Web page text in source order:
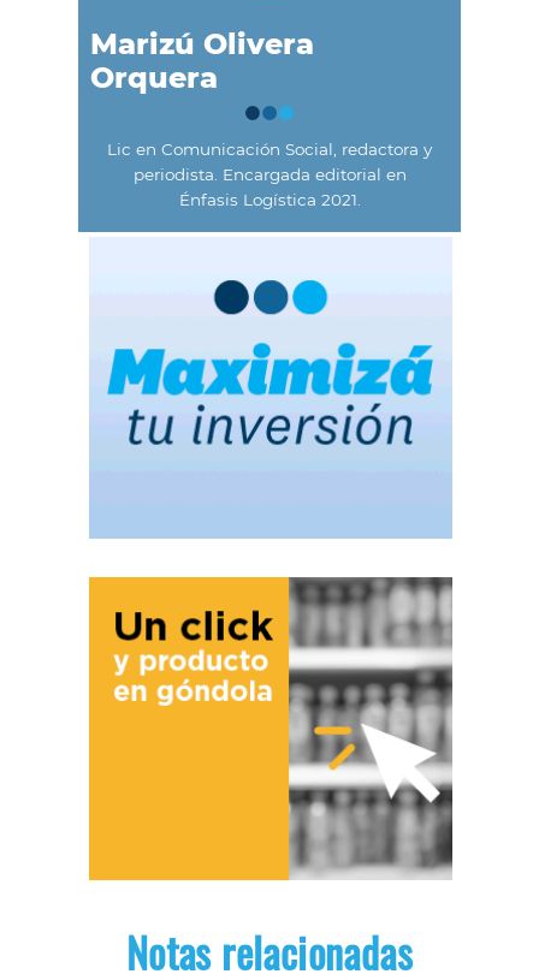
Marizú Olivera
Orquera
Lic en Comunicación Social, redactora y
periodista. Encargada editorial en
Énfasis Logística 2021.
Notas relacionadas